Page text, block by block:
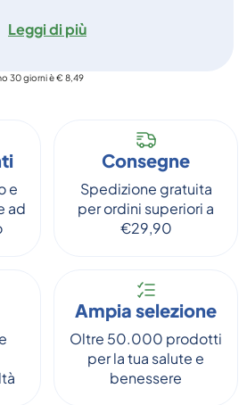
Leggi di più
30 giorni è € 8,49
e
ad
Consegne
Spedizione gratuita
per ordini superiori a
€29,90
Ampia selezione
Oltre 50.000 prodotti
per la tua salute e
benessere